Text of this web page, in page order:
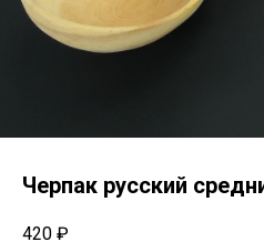
Черпак русский
420 ₽